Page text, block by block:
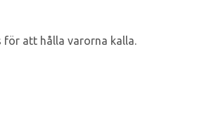
för att hålla varorna kalla.